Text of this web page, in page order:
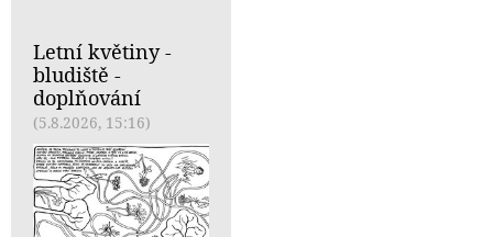
Letní květiny -
bludiště -
doplňování
(5.8.2026, 15:16)